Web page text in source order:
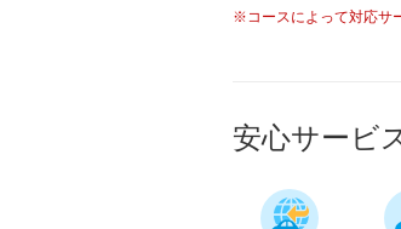
※コースによって対応サ
安心サービ